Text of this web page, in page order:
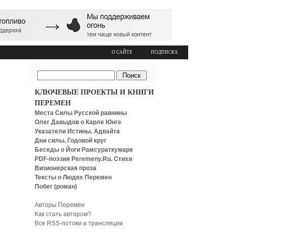
О САЙТЕ ПОДПИСКА
КЛЮЧЕВЫЕ ПРОЕКТЫ И КНИГИ
ПЕРЕМЕН
Места Силы Русской равнины
Олег Давыдов о Карле Юнге
Указатели Истины. Адвайта
Дни силы. Годовой круг
Беседы о Йоги Рамсураткумаре
PDF-поэзия Peremeny.Ru. Стихи
Визионерская проза
Тексты о Людях Перемен
Побег (роман)
Авторы Перемен
Как стать автором?
Все RSS-потоки и трансляции